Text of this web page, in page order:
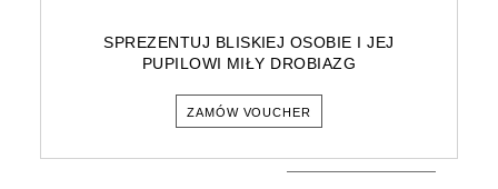
SPREZENTUJ BLISKIEJ OSOBIE I JEJ
PUPILOWI MIŁY DROBIAZG
ZAMÓW VOUCHER